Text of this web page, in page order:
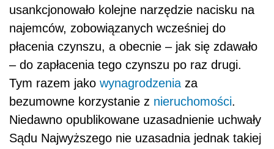
usankcjonowało kolejne narzędzie nacisku na
najemców, zobowiązanych wcześniej do
płacenia czynszu, a obecnie – jak się zdawało
– do zapłacenia tego czynszu po raz drugi.
Tym razem jako wynagrodzeniaza
bezumowne korzystanie z nieruchomości.
Niedawno opublikowane uzasadnienie uchwały
Sądu Najwyższego nie uzasadnia jednak takiej